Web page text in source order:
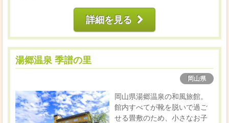
詳細を見る
湯郷温泉 季譜の里
岡山県
岡山県湯郷温泉の和風旅館。
館内すべてが靴を脱いで過ご
せる畳敷のため、小さなお子